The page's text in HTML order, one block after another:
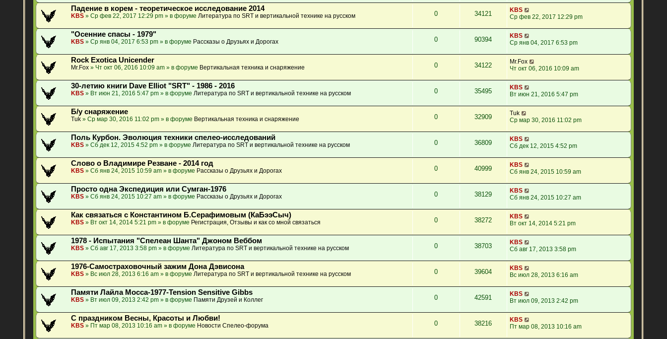
Падение в корем - теоретическое исследование 2014
KBS » Ср фев 22, 2017 12:29 pm » в форуме Литература по SRT и вертикальной технике на русском 0 34121
KBS
Ср фев 22, 2017 12:29 pm
"Осенние спасы - 1979"
KBS » Ср янв 04, 2017 6:53 pm » в форуме Рассказы о Друзьях и Дорогах 0 90394
KBS
Ср янв 04, 2017 6:53 pm
Rock Exotica Unicender
Mr.Fox » Чт окт 06, 2016 10:09 am » в форуме Вертикальная техника и снаряжение 0 34122
Mr.Fox
Чт окт 06, 2016 10:09 am
30-летию книги Dave Elliot "SRT" - 1986 - 2016
KBS » Вт июн 21, 2016 5:47 pm » в форуме Литература по SRT и вертикальной технике на русском 0 35495
KBS
Вт июн 21, 2016 5:47 pm
Б/у снаряжение
Tuk » Ср мар 30, 2016 11:02 pm » в форуме Вертикальная техника и снаряжение 0 32909
Tuk
Ср мар 30, 2016 11:02 pm
Поль Курбон. Эволюция техники спелео-исследований
KBS » Сб дек 12, 2015 4:52 pm » в форуме Литература по SRT и вертикальной технике на русском 0 36809
KBS
Сб дек 12, 2015 4:52 pm
Слово о Владимире Резване - 2014 год
KBS » Сб янв 24, 2015 10:59 am » в форуме Рассказы о Друзьях и Дорогах 0 40999
KBS
Сб янв 24, 2015 10:59 am
Просто одна Экспедиция или Сумган-1976
KBS » Сб янв 24, 2015 10:27 am » в форуме Рассказы о Друзьях и Дорогах 0 38129
KBS
Сб янв 24, 2015 10:27 am
Как связаться с Константином Б.Серафимовым (КаБээСыч)
KBS » Вт окт 14, 2014 5:21 pm » в форуме Регистрация, Отзывы и как со мной связаться 0 38272
KBS
Вт окт 14, 2014 5:21 pm
1978 - Испытания "Спелеан Шанта" Джоном Веббом
KBS » Сб авг 17, 2013 3:58 pm » в форуме Литература по SRT и вертикальной технике на русском 0 38703
KBS
Сб авг 17, 2013 3:58 pm
1976-Самостраховочный зажим Дона Дэвисона
KBS » Вс июл 28, 2013 6:16 am » в форуме Литература по SRT и вертикальной технике на русском 0 39604
KBS
Вс июл 28, 2013 6:16 am
Памяти Лайла Мосса-1977-Tension Sensitive Gibbs
KBS » Вт июл 09, 2013 2:42 pm » в форуме Памяти Друзей и Коллег 0 42591
KBS
Вт июл 09, 2013 2:42 pm
С праздником Весны, Красоты и Любви!
KBS » Пт мар 08, 2013 10:16 am » в форуме Новости Спелео-форума 0 38216
KBS
Пт мар 08, 2013 10:16 am